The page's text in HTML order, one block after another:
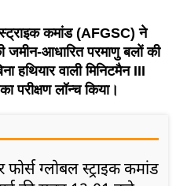
स्ट्राइक कमांड (AFGSC) ने
जमीन-आधारित परमाणु बलों की
हथियार वाली मिनिटमैन III
परीक्षण लॉन्च किया।
ग्लोबल स्ट्राइक कमांड